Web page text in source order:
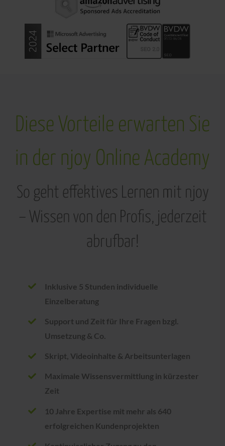
Diese Vorteile erwarten Sie
in der njoy Online Academy
So geht effektives Lernen mit njoy
– Wissen von den Profis, jederzeit
abrufbar!
Inklusive 5 Stunden individuelle
Einzelberatung
Support und Zeit für Ihre Fragen bzgl.
Umsetzung & Co.
Skript, Videoinhalte & Arbeitsunterlagen
Maximale Wissensvermittlung in kürzester
Zeit
10 Jahre Expertise mit mehr als 640
erfolgreichen Kundenprojekten